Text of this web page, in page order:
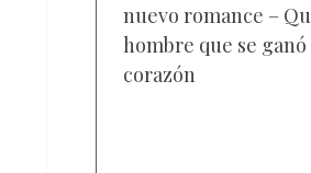
nuevo romance –
hombre que se ganó
corazón